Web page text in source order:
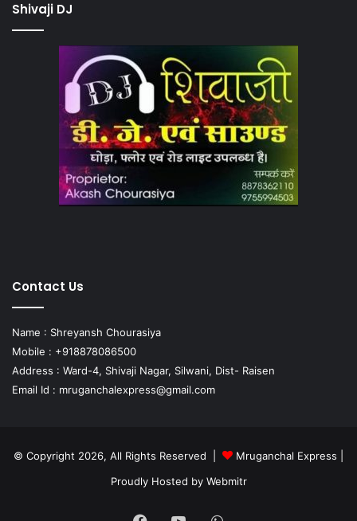
Shivaji DJ
Contact Us
Name : Shreyansh Chourasiya
Mobile : +918878086500
Address : Ward-4, Shivaji Nagar, Silwani, Dist- Raisen
Email Id : mruganchalexpress@gmail.com
© Copyright 2026, All Rights Reserved | Mruganchal Express
Proudly Hosted by Webmitr